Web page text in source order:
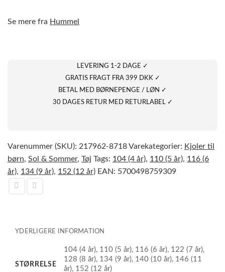
Se mere fra Hummel
LEVERING 1-2 DAGE ✓
GRATIS FRAGT FRA 399 DKK ✓
BETAL MED BØRNEPENGE / LØN ✓
30 DAGES RETUR MED RETURLABEL ✓
Varenummer (SKU): 217962-8718Varekategorier: Kjoler til
børn, Sol & Sommer, Tøj Tags: 104 (4 år), 110 (5 år), 116 (6
år), 134 (9 år), 152 (12 år) EAN: 5700498759309
YDERLIGERE INFORMATION
STØRRELSE
104 (4 år), 110 (5 år), 116 (6 år), 122 (7 år),
128 (8 år), 134 (9 år), 140 (10 år), 146 (11
år), 152 (12 år)